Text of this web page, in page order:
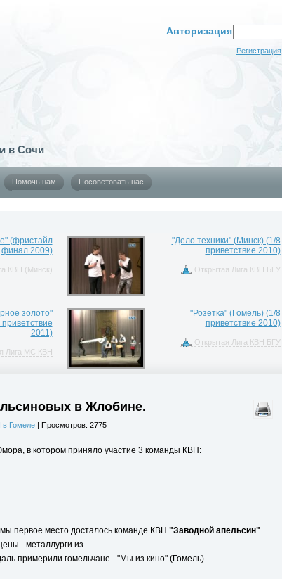
Авторизация
Регистрация
в Сочи
Помочь нам Посоветовать нас
(фристайл
финал 2009)
КВН (Минск)
"Дело техники" (Минск) (1/8
приветствие 2010)
Открытая Лига КВН БГУ
золото"
2011)
Лига МС КВН
"Розетка" (Гомель) (1/8
приветствие 2010)
Открытая Лига КВН БГУ
в Жлобине.
в Гомеле| Просмотров: 2775
в котором приняло участие 3 команды КВН:
первое место досталось команде КВН "Заводной апельсин"
- металлурги из
примерили гомельчане - "Мы из кино" (Гомель).